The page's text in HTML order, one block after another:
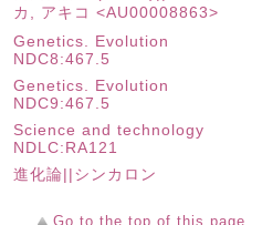
カ, アキコ <AU00008863>
Genetics. Evolution
NDC8:467.5
Genetics. Evolution
NDC9:467.5
Science and technology
NDLC:RA121
進化論||シンカロン
Go to the top of this page